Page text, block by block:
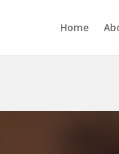
Home